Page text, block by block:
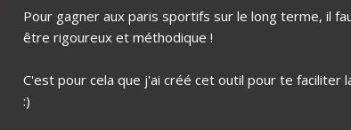
pour 3 victoires et 1 nul
5 matchs
Nantes aura beaucoup de mal.
Pour gagner aux paris sportifs sur le long terme, il
être rigoureux et méthodique !
C'est pour cela que j'ai créé cet outil pour te faciliter
:)